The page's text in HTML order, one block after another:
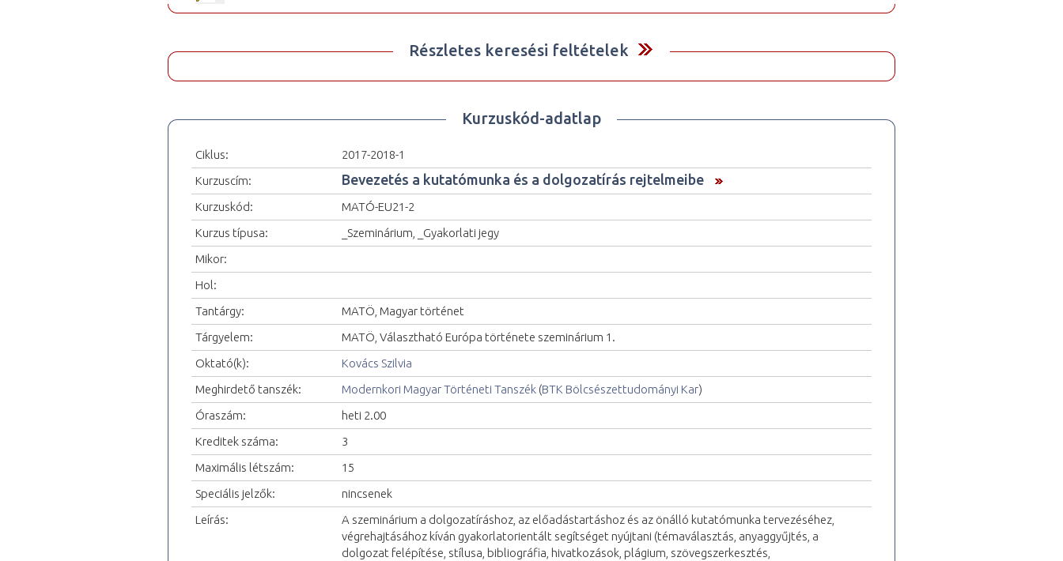
Részletes keresési feltételek
Kurzuskód-adatlap
Ciklus:
2017-2018-1
Kurzuscím:
Bevezetés a kutatómunka és a dolgozatírás rejtelmeibe
Kurzuskód:
MATÓ-EU21-2
Kurzus típusa:
_Szeminárium, _Gyakorlati jegy
Mikor:
Hol:
Tantárgy:
MATÖ, Magyar történet
Tárgyelem:
MATÖ, Választható Európa története szeminárium 1.
Oktató(k):
Kovács Szilvia
Meghirdető tanszék:
Modernkori Magyar Történeti Tanszék (BTK Bölcsészettudományi Kar)
Óraszám:
heti 2.00
Kreditek száma:
3
Maximális létszám:
15
Speciális jelzők:
nincsenek
Leírás:
A szeminárium a dolgozatíráshoz, az előadástartáshoz és az önálló kutatómunka tervezéséhez,
végrehajtásához kíván gyakorlatorientált segítséget nyújtani (témaválasztás, anyaggyűjtés, a
dolgozat felépítése, stílusa, bibliográfia, hivatkozások, plágium, szövegszerkesztés,